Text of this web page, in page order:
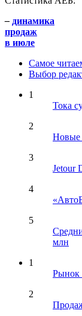
– динамика
продаж
в июле
Самое
Выбор
1
Тока
2
Новые
3
Jetour
4
5
млн
1
Рынок
2